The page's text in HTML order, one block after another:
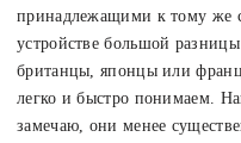
принадлежащими к тому же
устройстве большой
британцы, японцы или
легко и быстро понимаем.
замечаю, они менее